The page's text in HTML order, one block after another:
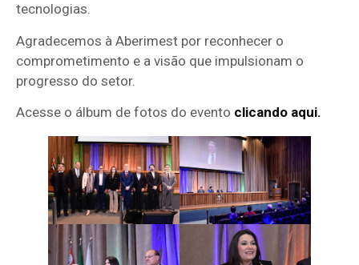
tecnologias.
Agradecemos à Aberimest por reconhecer o
comprometimento e a visão que impulsionam o
progresso do setor.
Acesse o álbum de fotos do evento clicando aqui.